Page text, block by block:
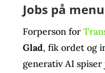
Jobs på
Forperson for
Glad, fik ordet og
generativ AI spiser